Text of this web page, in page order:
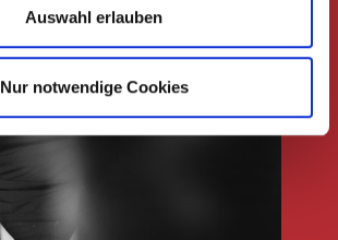
Auswahl erlauben
Nur notwendige Cookies